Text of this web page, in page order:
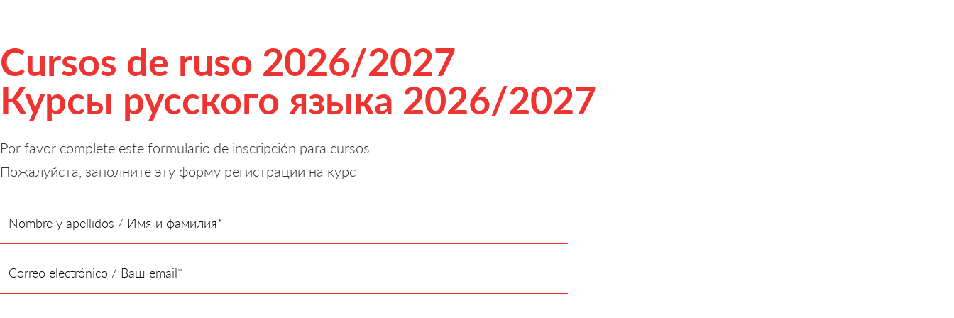
Cursos de ruso 2026/2027
Курсы русского языка 2026/2027
Por favor complete este formulario de inscripción para cursos
Пожалуйста, заполните эту форму регистрации на курс